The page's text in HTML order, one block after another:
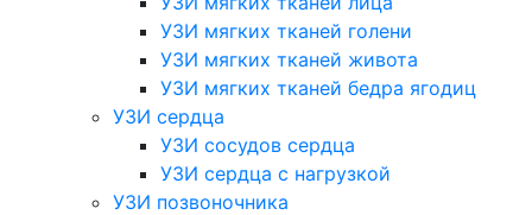
УЗИ мягких тканей голени
УЗИ мягких тканей живота
УЗИ мягких тканей бедра ягодиц
УЗИ сердца
УЗИ сосудов сердца
УЗИ сердца с нагрузкой
УЗИ позвоночника